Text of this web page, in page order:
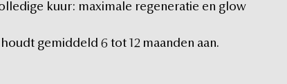
kuur: maximale regeneratie en glow
houdt gemiddeld 6 tot 12 maanden aan.